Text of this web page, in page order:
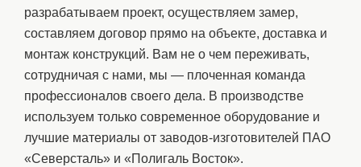
разрабатываем проект, осуществляем замер,
составляем договор прямо на объекте, доставка и
монтаж конструкций. Вам не о чем переживать,
сотрудничая с нами, мы — плоченная команда
профессионалов своего дела. В производстве
используем только современное оборудование и
лучшие материалы от заводов-изготовителей ПАО
«Северсталь» и «Полигаль Восток».